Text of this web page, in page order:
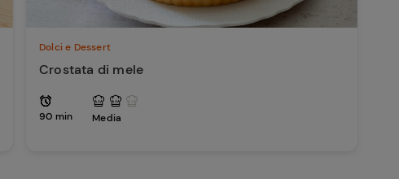
Dolci e Dessert
Crostata di mele
90 min Media